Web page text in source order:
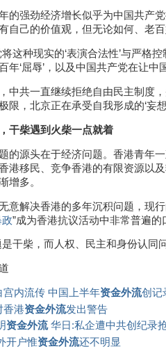
的强劲经济增长似乎为中国共产
自己的价值观，但无论如何、老百
这种现实的‘表演合法性’与严格
年‘屈辱’，以及中国共产党在让中
中共一直继续拒绝自由民主制度
限，北京正在承受自我形成的‘妄
干柴遇到火柴一点就着
的源头在于经济问题。香港青年
港移民、竞争香港的有限资源以
增多。
意解决香港的多年沉积问题，现
”成为香港抗议活动中非常普遍的
干柴，而人权、民主和身份认同
内流传 中国上半年资金外流创记
香港资金外流发出警告
资金外流华日:私企遭中共创纪录
开户惟资金外流还不明显